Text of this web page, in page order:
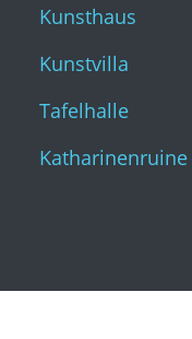
Kunsthaus
Kunstvilla
Tafelhalle
Katharinenruine